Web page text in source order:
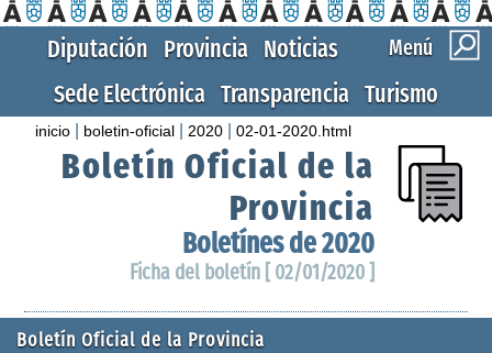
Menú
Diputación Provincia Noticias
Sede Electrónica Transparencia Turismo
inicio boletin-oficial 2020 |02-01-2020.html
Boletín Oficial de la
Provincia
Boletínes de 2020
Ficha del boletín [ 02/01/2020 ]
Boletín Oficial de la Provincia